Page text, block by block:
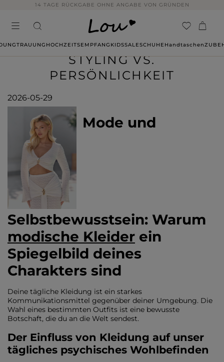
14 TAGE RÜCKGABE OHNE ANGABE VON GRÜNDEN
TRAUUNG HOCHZEITSEMPFANG KIDSSALESCHUHE Handtaschen
STYLING VS.
PERSÖNLICHKEIT
2026-05-29
Mode und
Selbstbewusstsein: Warum
modische Kleider ein
Spiegelbild deines
Charakters sind
Deine tägliche Kleidung ist ein starkes
Kommunikationsmittel gegenüber deiner Umgebung. Die
Wahl eines bestimmten Outfits ist eine bewusste
Botschaft, die du an die Welt sendest.
Der Einfluss von Kleidung auf unser
tägliches psychisches Wohlbefinden